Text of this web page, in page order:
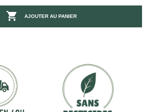
 AJOUTER AU PANIER